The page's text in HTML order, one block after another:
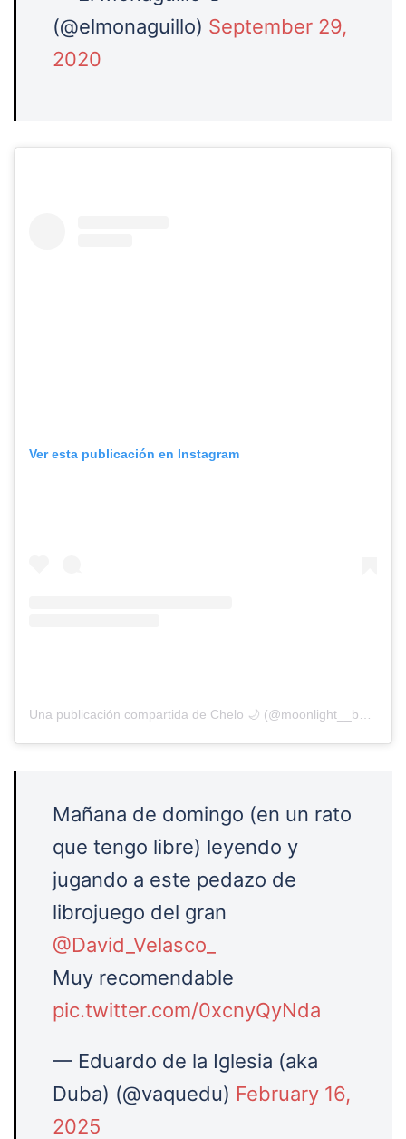
(@elmonaguillo) September 29,
2020
Ver esta publicación en Instagram
Mañana de domingo (en un rato
que tengo libre) leyendo y
jugando a este pedazo de
librojuego del gran
@David_Velasco_
Muy recomendable
pic.twitter.com/0xcnyQyNda
— Eduardo de la Iglesia (aka
Duba) (@vaquedu) February 16,
2025